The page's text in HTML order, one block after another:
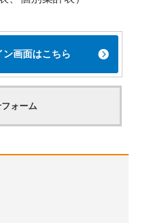
画面はこちら
ォーム